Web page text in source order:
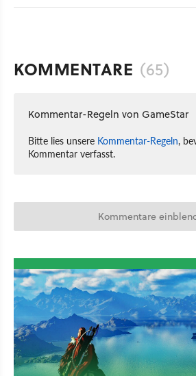
KOMMENTARE (65)
Kommentar-Regeln von GameStar
Bitte lies unsere Kommentar-Regeln,
Kommentar verfasst.
Kommentare